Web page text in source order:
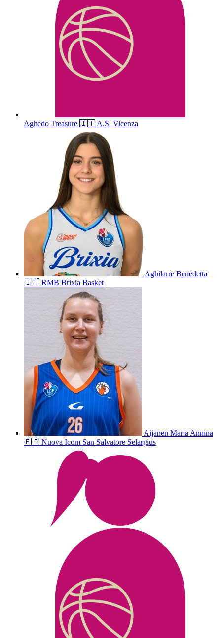
Aghedo Treasure 🇮🇹A.S. Vicenza
Aghilarre Benedetta
🇮🇹 RMB Brixia Basket
Aijanen Maria Annina
🇫🇮 Nuova Icom San Salvatore Selargius